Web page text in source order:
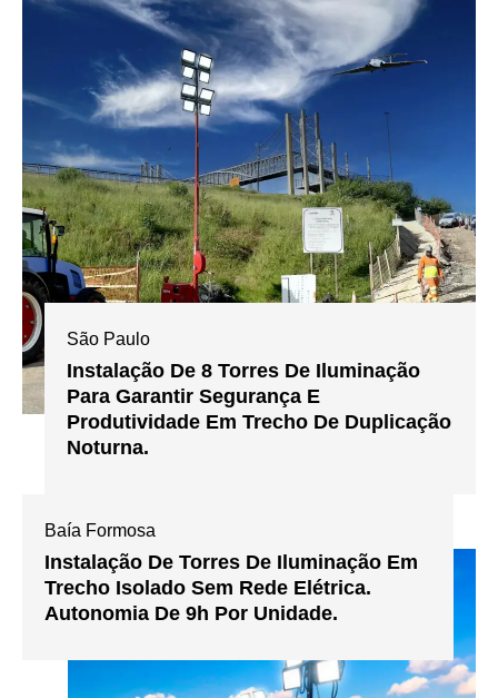
São Paulo
Instalação De 8 Torres De Iluminação
Para Garantir Segurança E
Produtividade Em Trecho De Duplicação
Noturna.
Baía Formosa
Instalação De Torres De Iluminação Em
Trecho Isolado Sem Rede Elétrica.
Autonomia De 9h Por Unidade.